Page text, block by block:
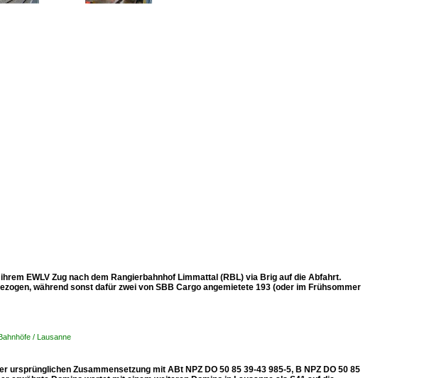
EWLV Zug nach dem Rangierbahnhof Limmattal (RBL) via Brig auf die Abfahrt.
während sonst dafür zwei von SBB Cargo angemietete 193 (oder im Frühsommer
/ Lausanne
ursprünglichen Zusammensetzung mit ABt NPZ DO 50 85 39-43 985-5, B NPZ DO 50 85